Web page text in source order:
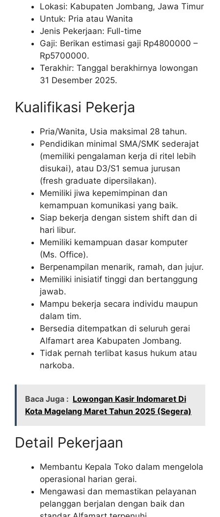
Lokasi: Kabupaten Jombang, Jawa Timur
Untuk: Pria atau Wanita
Jenis Pekerjaan: Full-time
Gaji: Berikan estimasi gaji Rp4800000 –
Rp5700000.
Terakhir: Tanggal berakhirnya lowongan
31 Desember 2025.
Kualifikasi Pekerja
Pria/Wanita, Usia maksimal 28 tahun.
Pendidikan minimal SMA/SMK sederajat
(memiliki pengalaman kerja di ritel lebih
disukai), atau D3/S1 semua jurusan
(fresh graduate dipersilakan).
Memiliki jiwa kepemimpinan dan
kemampuan komunikasi yang baik.
Siap bekerja dengan sistem shift dan di
hari libur.
Memiliki kemampuan dasar komputer
(Ms. Office).
Berpenampilan menarik, ramah, dan jujur.
Memiliki inisiatif tinggi dan bertanggung
jawab.
Mampu bekerja secara individu maupun
dalam tim.
Bersedia ditempatkan di seluruh gerai
Alfamart area Kabupaten Jombang.
Tidak pernah terlibat kasus hukum atau
narkoba.
Baca Juga : Lowongan Kasir Indomaret Di
Kota Magelang Maret Tahun 2025 (Segera)
Detail Pekerjaan
Membantu Kepala Toko dalam mengelola
operasional harian gerai.
Mengawasi dan memastikan pelayanan
pelanggan berjalan dengan baik dan